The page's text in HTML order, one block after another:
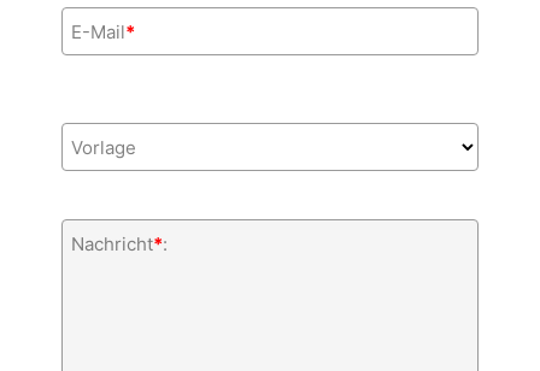
E-Mail*
Vorlage
Nachricht*: